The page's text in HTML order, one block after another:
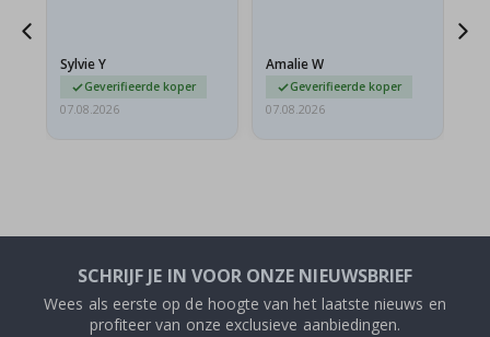
beetje…
Sylvie Y
Geverifieerde koper
07.08.2026
Amalie W
Geverifieerde koper
07.08.2026
SCHRIJF JE IN VOOR ONZE NIEUWSBRIEF
Wees als eerste op de hoogte van het laatste nieuws en
profiteer van onze exclusieve aanbiedingen.